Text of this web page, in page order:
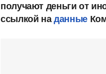
получают деньги от
ссылкой наданные